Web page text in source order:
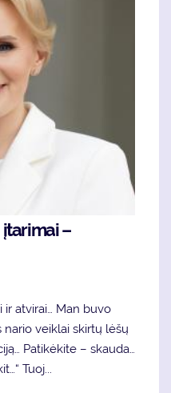
–
ir atvirai… Man buvo
veiklai skirtų lėšų
Patikėkite – skauda…
Tuoj...